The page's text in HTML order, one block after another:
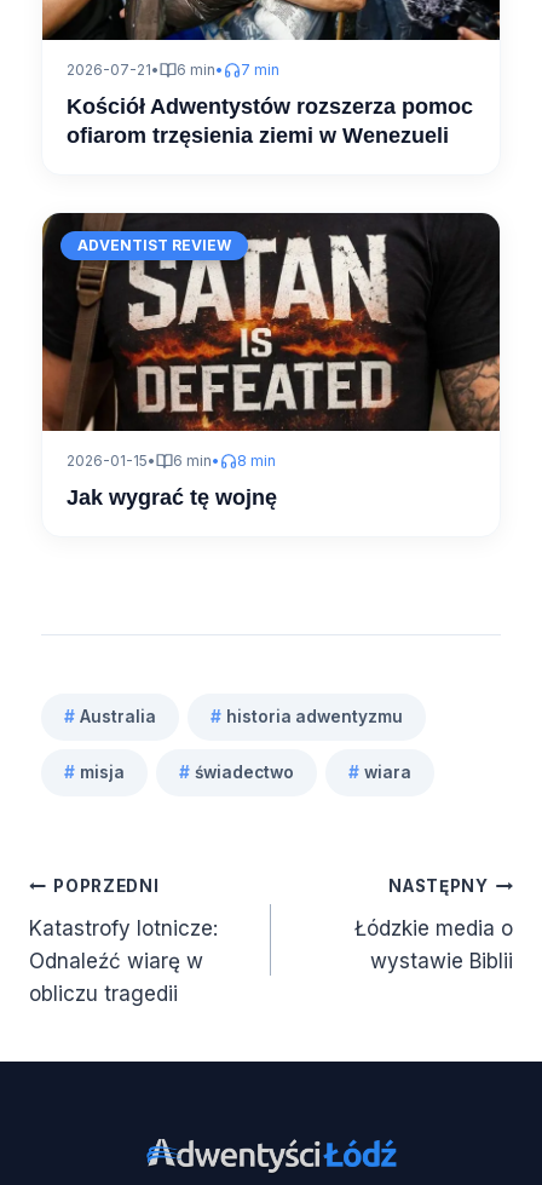
2026-07-21• 6 min• 7 min
Kościół Adwentystów rozszerza pomoc
ofiarom trzęsienia ziemi w Wenezueli
ADVENTIST REVIEW
2026-01-15• 6 min• 8 min
Jak wygrać tę wojnę
# Australia # historia adwentyzmu
# misja # świadectwo # wiara
Nawigacja
wpisu
POPRZEDNI
Katastrofy lotnicze:
Odnaleźć wiarę w
obliczu tragedii
NASTĘPNY
Łódzkie media o
wystawie Biblii